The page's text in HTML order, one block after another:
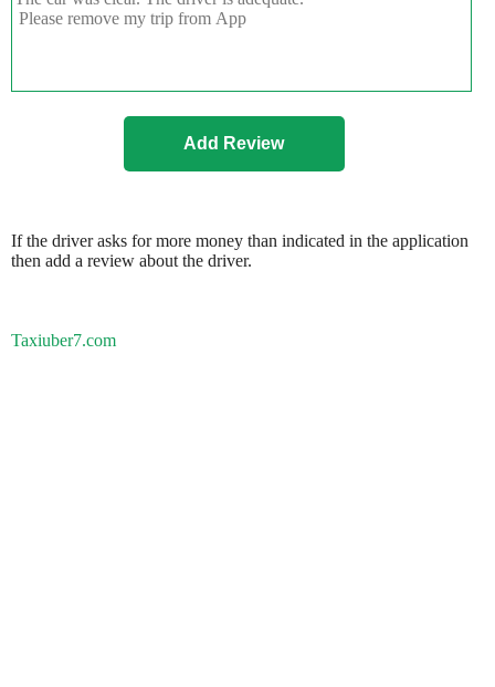
If the driver asks for more money than indicated in the application
then add a review about the driver.
Taxiuber7.com